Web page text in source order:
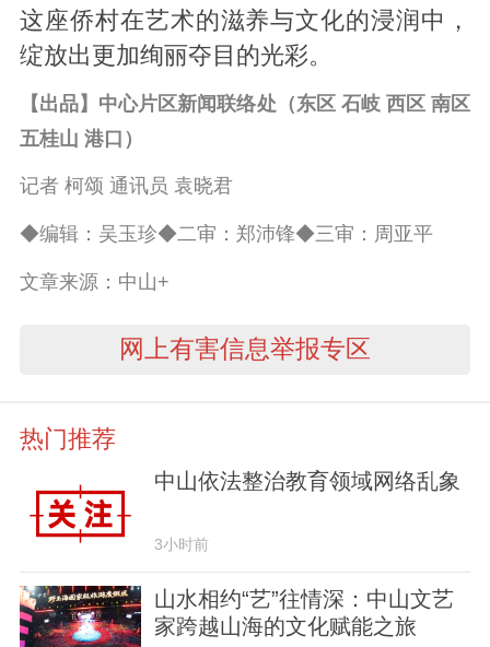
这座侨村在艺术的滋养与文化的浸润中，
绽放出更加绚丽夺目的光彩。
【出品】中心片区新闻联络处（东区 石岐 西区 南区
五桂山 港口）
记者 柯颂 通讯员 袁晓君
◆编辑：吴玉珍◆二审：郑沛锋◆三审：周亚平
文章来源：中山+
网上有害信息举报专区
热门推荐
中山依法整治教育领域网络乱象
3小时前
山水相约“艺”往情深：中山文艺
家跨越山海的文化赋能之旅